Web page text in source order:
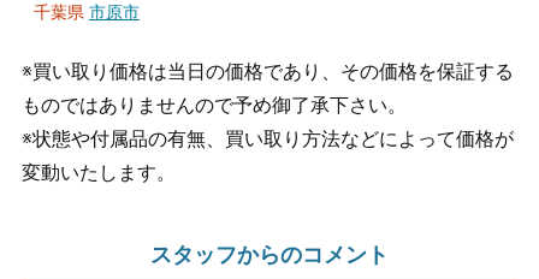
千葉県 市原市
※買い取り価格は当日の価格であり、その価格を保証する
ものではありませんので予め御了承下さい。
※状態や付属品の有無、買い取り方法などによって価格が
変動いたします。
スタッフからのコメント